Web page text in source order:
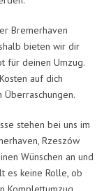
Bremerhaven
bieten wir dir
für deinen Umzug.
auf dich
stehen bei uns im
Rzeszów
Wünschen an und
es keine Rolle, ob